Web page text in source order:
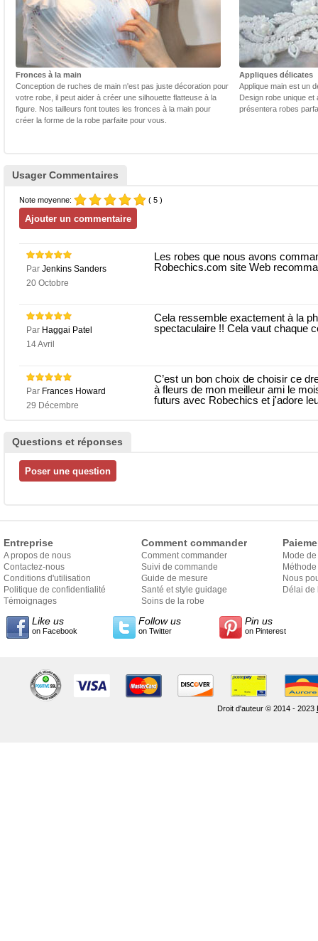
Fronces à la main
Conception de ruches de main n'est pas juste décoration pour
votre robe, il peut aider à créer une silhouette flatteuse à la
figure. Nos tailleurs font toutes les fronces à la main pour
créer la forme de la robe parfaite pour vous.
Appliques délicates
Applique main est un
Design robe unique
présentera robes
Usager Commentaires
Note moyenne: ( 5 )
Par Jenkins Sanders
20 Octobre
Les robes que nous avons
Robechics.com site Web
Par Haggai Patel
14 Avril
Cela ressemble exactement à la
spectaculaire !! Cela vaut chaque
Par Frances Howard
29 Décembre
C’est un bon choix de choisir ce
à fleurs de mon meilleur ami le
futurs avec Robechics et j'adore
Questions et réponses
Entreprise
A propos de nous
Contactez-nous
Conditions d'utilisation
Politique de confidentialité
Témoignages
Comment commander
Comment commander
Suivi de commande
Guide de mesure
Santé et style guidage
Soins de la robe
Mode
Nous
Délai de
Like us
on Facebook
Follow us
on Twitter
Pin us
on Pinterest
Droit d'auteur © 2014 - 2023